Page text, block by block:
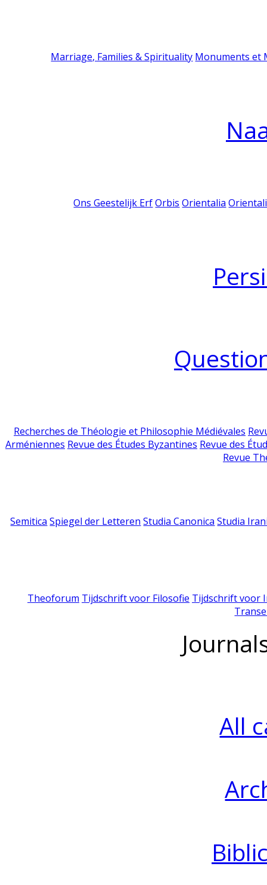
Marriage, Families & Spirituality Monuments et
Ons Geestelijk Erf Orbis Orientalia
Recherches de Théologie et Philosophie Médiévales
Arméniennes Revue des Études Byzantines Revue des
Revue
Semitica Spiegel der Letteren Studia Canonica Studia
Theoforum Tijdschrift voor Filosofie Tijdschrift voor
All